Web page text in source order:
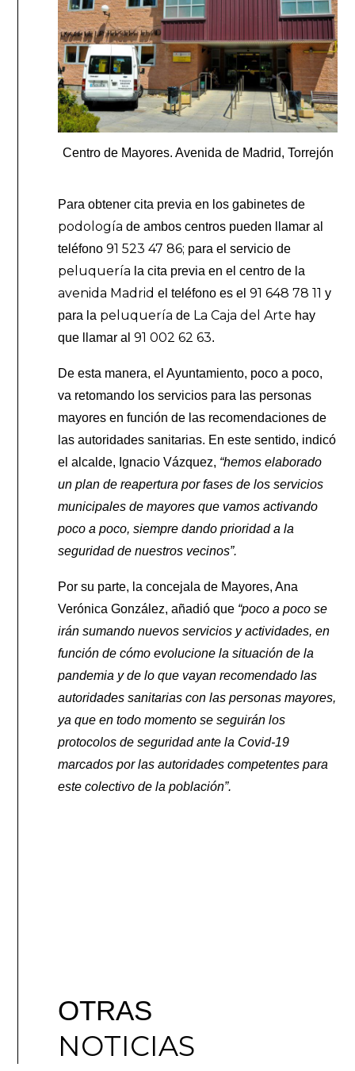
Centro de Mayores. Avenida de Madrid, Torrejón
Para obtener cita previa en los gabinetes de
podología de ambos centros pueden llamar al
teléfono91 523 47 86; para el servicio de
peluquería la cita previa en el centro de la
avenida Madrid el teléfono es el91 648 78 11 y
para la peluquería de La Caja del Arte hay
que llamar al91 002 62 63.
De esta manera, el Ayuntamiento, poco a poco,
va retomando los servicios para las personas
mayores en función de las recomendaciones de
las autoridades sanitarias. En este sentido, indicó
el alcalde, Ignacio Vázquez, “hemos elaborado
un plan de reapertura por fases de los servicios
municipales de mayores que vamos activando
poco a poco, siempre dando prioridad a la
seguridad de nuestros vecinos”.
Por su parte, la concejala de Mayores, Ana
Verónica González, añadió que “poco a poco se
irán sumando nuevos servicios y actividades, en
función de cómo evolucione la situación de la
pandemia y de lo que vayan recomendado las
autoridades sanitarias con las personas mayores,
ya que en todo momento se seguirán los
protocolos de seguridad ante la Covid-19
marcados por las autoridades competentes para
este colectivo de la población”.
OTRAS
NOTICIAS